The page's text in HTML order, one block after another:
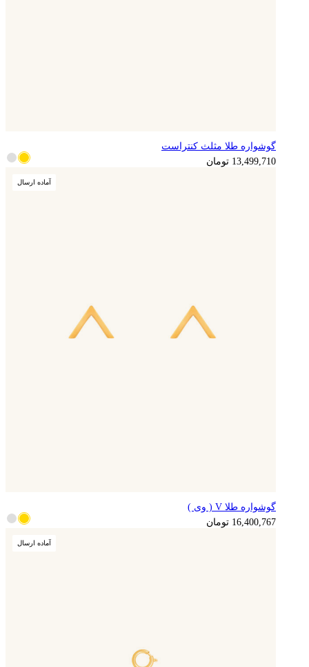
3,374,928 تومان
گوشواره طلا مثلث کنتراست
13,499,710 تومان
آماده ارسال
4,100,192 تومان
گوشواره طلا V ( وی )
16,400,767 تومان
آماده ارسال